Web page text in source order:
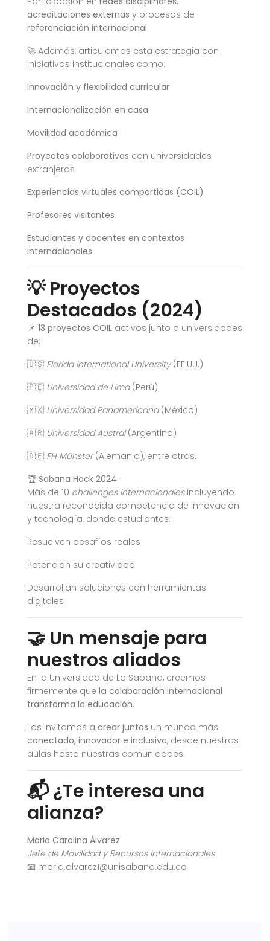
acreditaciones externas y procesos de
referenciación internacional
🚀 Además, articulamos esta estrategia con
iniciativas institucionales como:
Innovación y flexibilidad curricular
Internacionalización en casa
Movilidad académica
Proyectos colaborativos con universidades
extranjeras
Experiencias virtuales compartidas (COIL)
Profesores visitantes
Estudiantes y docentes en contextos
internacionales
💡 Proyectos
Destacados (2024)
📌 13 proyectos COIL activos junto a universidades
de:
🇺🇸 Florida International University(EE.UU.)
🇵🇪 Universidad de Lima(Perú)
🇲🇽 Universidad Panamericana(México)
🇦🇷 Universidad Austral(Argentina)
🇩🇪 FH Münster(Alemania), entre otras.
🏆 Sabana Hack 2024
Más de 10 challenges internacionalesincluyendo
nuestra reconocida competencia de innovación
y tecnología, donde estudiantes:
Resuelven desafíos reales
Potencian su creatividad
Desarrollan soluciones con herramientas
digitales
🤝 Un mensaje para
nuestros aliados
En la Universidad de La Sabana, creemos
firmemente que la colaboración internacional
transforma la educación.
Los invitamos a crear juntos un mundo más
conectado, innovador e inclusivo, desde nuestras
aulas hasta nuestras comunidades.
📬 ¿Te interesa una
alianza?
Maria Carolina Álvarez
Jefe de Movilidad y Recursos Internacionales
📧 maria.alvarez1@unisabana.edu.co